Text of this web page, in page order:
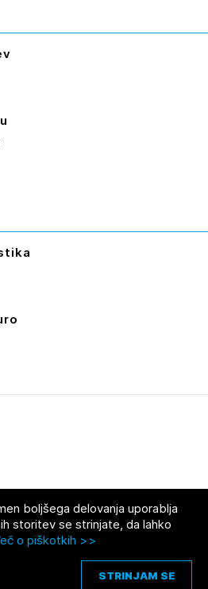
in
Pravno obvestilo
Piškotki
boljšega delovanja uporablja
storitev se strinjate, da lahko
o piškotkih >>
STRINJAM SE